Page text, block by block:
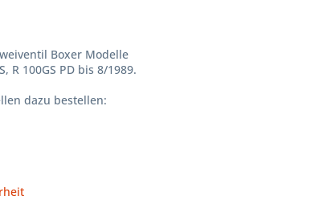
Boxer Modelle
R 100GS PD bis 8/1989.
dazu bestellen: